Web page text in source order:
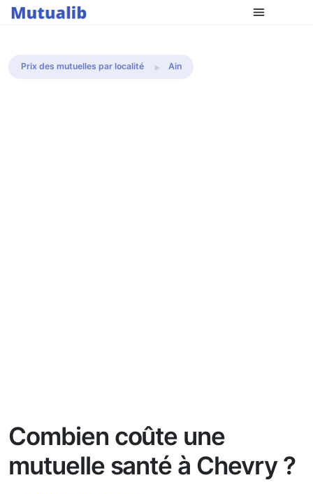
Comparer les mutuelles
Prix des mutuelles par localité Ain
Combien coûte une
mutuelle santé à Chevry ?